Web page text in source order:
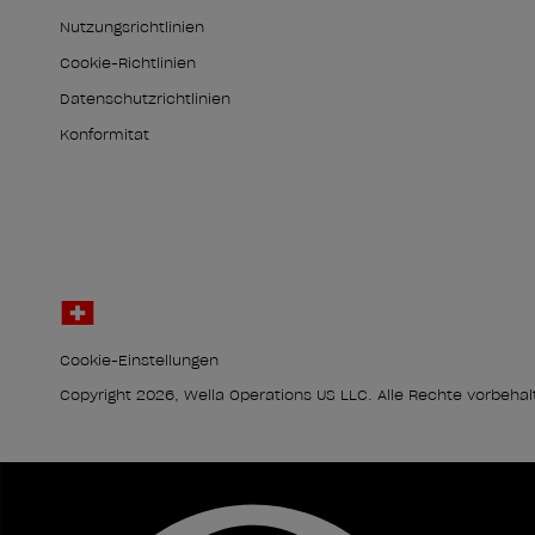
Nutzungsrichtlinien
Cookie-Richtlinien
Datenschutzrichtlinien
Konformität
Cookie-Einstellungen
Copyright 2026, Wella Operations US LLC. Alle Rechte